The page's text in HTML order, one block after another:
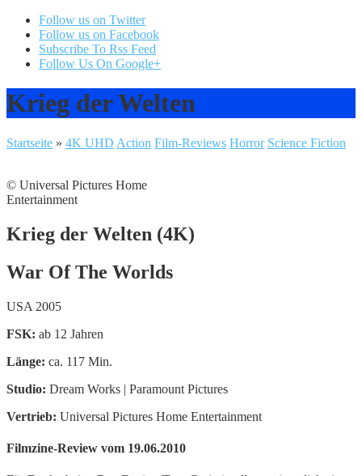
Follow us on Twitter
Follow us on Facebook
Subscribe To Rss Feed
Follow Us On Google+
Krieg der Welten
Startseite » 4K UHD Action Film-Reviews Horror Science Fiction
© Universal Pictures Home
Entertainment
Krieg der Welten (4K)
War Of The Worlds
USA 2005
FSK: ab 12 Jahren
Länge: ca. 117 Min.
Studio: Dream Works | Paramount Pictures
Vertrieb: Universal Pictures Home Entertainment
Filmzine-Review vom 19.06.2010